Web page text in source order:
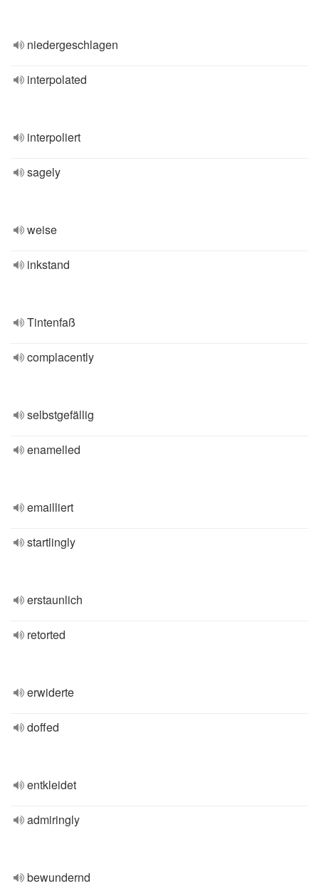
niedergeschlagen
interpolated
interpoliert
sagely
weise
inkstand
Tintenfaß
complacently
selbstgefällig
enamelled
emailliert
startlingly
erstaunlich
retorted
erwiderte
doffed
entkleidet
admiringly
bewundernd